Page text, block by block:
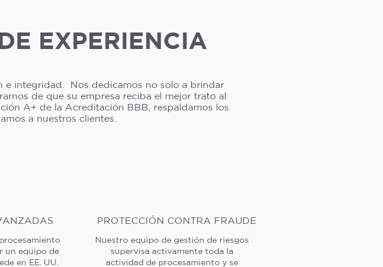
EXPERIENCIA
e integridad. Nos dedicamos no solo a brindar
de que su empresa reciba el mejor trato al
A+ de la Acreditación BBB, respaldamos los
a nuestros clientes.
un equipo de
en EE. UU.
PROTECCIÓN CONTRA FRAUDE
Nuestro equipo de gestión de riesgos
supervisa activamente toda la
actividad de procesamiento y se